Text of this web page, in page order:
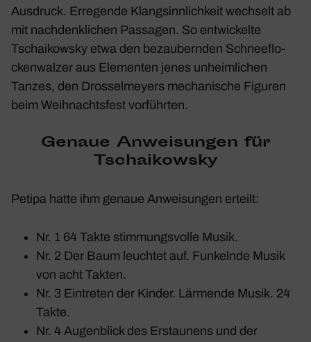
Ausdruck. Erre­gende Klang­sinn­lich­keit wech­selt ab
mit nach­denk­li­chen Passagen. So entwi­ckelte
Tschai­kowsky etwa den bezau­bernden Schnee­flo­
cken­walzer aus Elementen jenes unheim­li­chen
Tanzes, den Dros­sel­meyers mecha­ni­sche Figuren
beim Weih­nachts­fest vorführten.
Genaue Anwei­sungen für
Tschai­kowsky
Petipa hatte ihm genaue Anwei­sungen erteilt:
Nr. 1 64 Takte stim­mungs­volle Musik.
Nr. 2 Der Baum leuchtet auf. Funkelnde Musik
von acht Takten.
Nr. 3 Eintreten der Kinder. Lärmende Musik. 24
Takte.
Nr. 4 Augen­blick des Erstau­nens und der